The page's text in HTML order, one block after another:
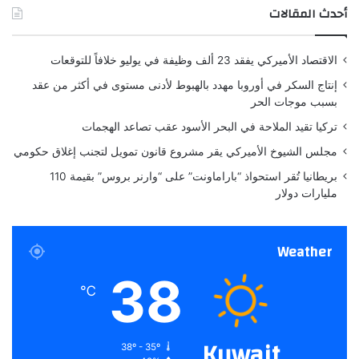
عنوان جديد ينتهي بـ gmail.com:
سيصبح البريد الإلكتروني السابق لحساب
Google الذي ينتهي بـ gmail.com عنوان بريد
إلكتروني بديلاً.
ستتلقى رسائل بريد إلكتروني على عناوينك
القديمة والجديدة.
لن تتأثر البيانات المحفوظة في حسابك.
يتضمن ذلك أشياء مثل الصور والرسائل
ورسائل البريد الإلكتروني المرسلة إلى عنوان
بريدك الإلكتروني السابق.
ع
ا
ر
ن
2
2
ت
ف
ي
ب
ق
ع
أحدث المقالات
الاقتصاد الأميركي يفقد 23 ألف وظيفة في يوليو خلافاً للتوقعات
إنتاج السكر في أوروبا مهدد بالهبوط لأدنى مستوى في أكثر من عقد
بسبب موجات الحر
تركيا تقيد الملاحة في البحر الأسود عقب تصاعد الهجمات
مجلس الشيوخ الأميركي يقر مشروع قانون تمويل لتجنب إغلاق حكومي
بريطانيا تُقر استحواذ “باراماونت” على “وارنر بروس” بقيمة 110
مليارات دولار
Weather
38
℃
38º - 35º